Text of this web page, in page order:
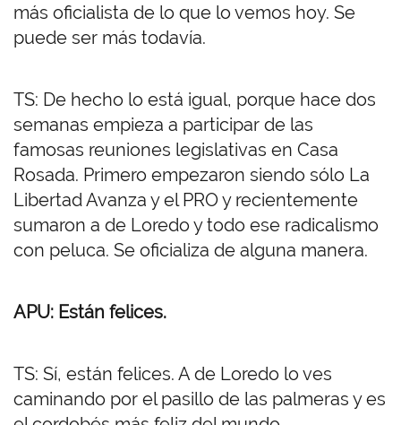
más oficialista de lo que lo vemos hoy. Se
puede ser más todavía.
TS: De hecho lo está igual, porque hace dos
semanas empieza a participar de las
famosas reuniones legislativas en Casa
Rosada. Primero empezaron siendo sólo La
Libertad Avanza y el PRO y recientemente
sumaron a de Loredo y todo ese radicalismo
con peluca. Se oficializa de alguna manera.
APU: Están felices.
TS: Sí, están felices. A de Loredo lo ves
caminando por el pasillo de las palmeras y es